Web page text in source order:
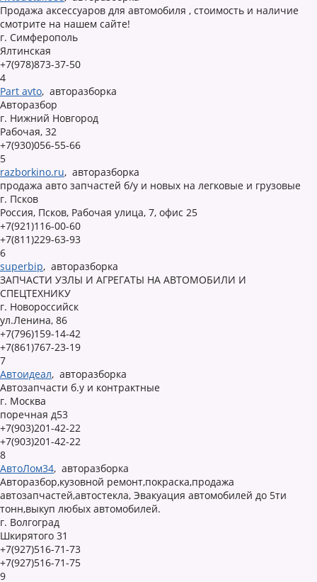
Продажа аксессуаров для автомобиля , стоимость и наличие
смотрите на нашем сайте!
г. Симферополь
Ялтинская
+7(978)873-37-50
4
Part avto, авторазборка
Авторазбор
г. Нижний Новгород
Рабочая, 32
+7(930)056-55-66
5
razborkino.ru, авторазборка
продажа авто запчастей б/у и новых на легковые и грузовые
г. Псков
Россия, Псков, Рабочая улица, 7, офис 25
+7(921)116-00-60
+7(811)229-63-93
6
superbip, авторазборка
ЗАПЧАСТИ УЗЛЫ И АГРЕГАТЫ НА АВТОМОБИЛИ И
СПЕЦТЕХНИКУ
г. Новороссийск
ул.Ленина, 86
+7(796)159-14-42
+7(861)767-23-19
7
Автоидеал, авторазборка
Автозапчасти б.у и контрактные
г. Москва
поречная д53
+7(903)201-42-22
+7(903)201-42-22
8
АвтоЛом34, авторазборка
Авторазбор,кузовной ремонт,покраска,продажа
автозапчастей,автостекла, Эвакуация автомобилей до 5ти
тонн,выкуп любых автомобилей.
г. Волгоград
Шкирятого 31
+7(927)516-71-73
+7(927)516-71-75
9